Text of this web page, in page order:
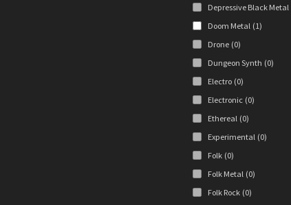
Depressive Black Metal
Doom Metal (1)
Drone (0)
Dungeon Synth (0)
Electro (0)
Electronic (0)
Ethereal (0)
Experimental (0)
Folk (0)
Folk Metal (0)
Folk Rock (0)